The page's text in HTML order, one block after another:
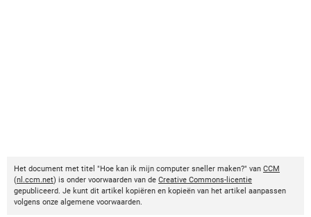
Het document met titel "Hoe kan ik mijn computer sneller maken?" van CCM
(nl.ccm.net) is onder voorwaarden van de Creative Commons-licentie
gepubliceerd. Je kunt dit artikel kopiëren en kopieën van het artikel aanpassen
volgens onze algemene voorwaarden.